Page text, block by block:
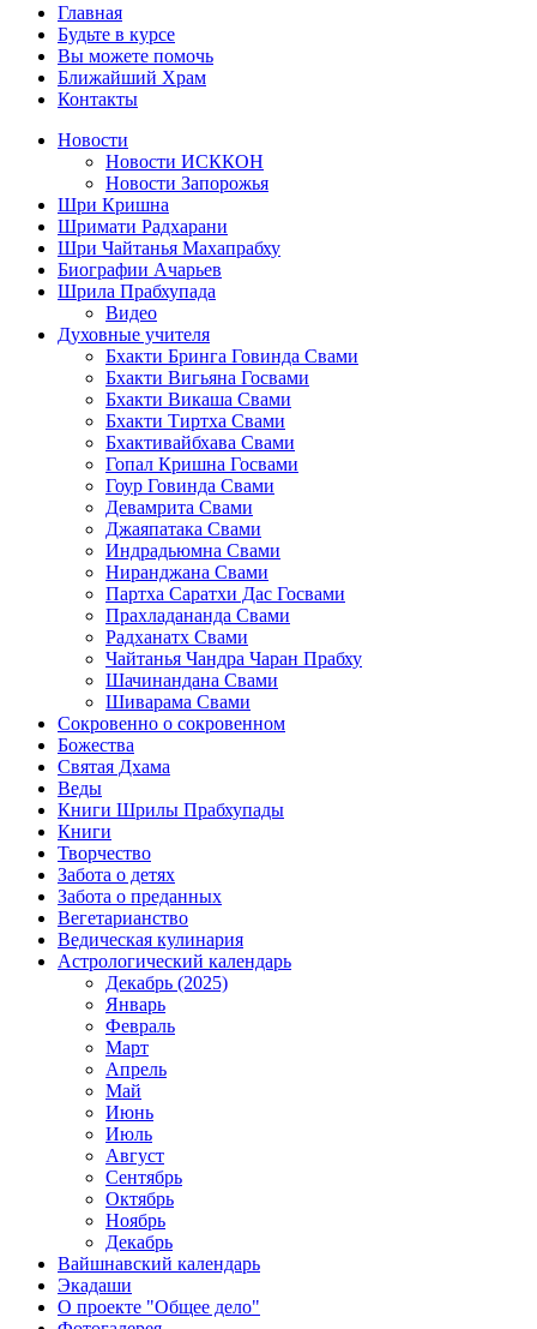
Главная
Будьте в курсе
Вы можете помочь
Ближайший Храм
Контакты
Новости
Новости ИСККОН
Новости Запорожья
Шри Кришна
Шримати Радхарани
Шри Чайтанья Махапрабху
Биографии Ачарьев
Шрила Прабхупада
Видео
Духовные учителя
Бхакти Бринга Говинда Свами
Бхакти Вигьяна Госвами
Бхакти Викаша Свами
Бхакти Тиртха Свами
Бхактивайбхава Свами
Гопал Кришна Госвами
Гоур Говинда Свами
Девамрита Свами
Джаяпатака Свами
Индрадьюмна Свами
Ниранджана Свами
Партха Саратхи Дас Госвами
Прахладананда Свами
Радханатх Свами
Чайтанья Чандра Чаран Прабху
Шачинандана Свами
Шиварама Свами
Сокровенно о сокровенном
Божества
Святая Дхама
Веды
Книги Шрилы Прабхупады
Книги
Творчество
Забота о детях
Забота о преданных
Вегетарианство
Ведическая кулинария
Астрологический календарь
Декабрь (2025)
Январь
Февраль
Март
Апрель
Май
Июнь
Июль
Август
Сентябрь
Октябрь
Ноябрь
Декабрь
Вайшнавский календарь
Экадаши
О проекте "Общее дело"